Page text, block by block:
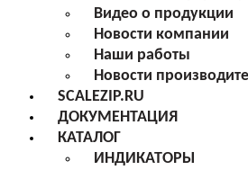
Видео о продукции
Новости компании
Наши работы
Новости
SCALEZIP.RU
ДОКУМЕНТАЦИЯ
КАТАЛОГ
ИНДИКАТОРЫ